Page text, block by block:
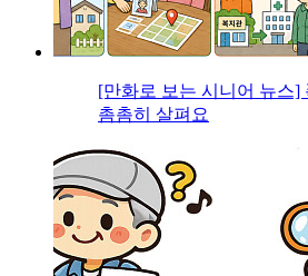
[만화로 보는 시니어 뉴스]
촘촘히 살펴요